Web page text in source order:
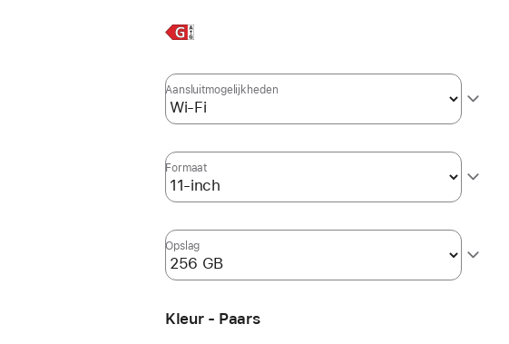
Meer
Aansluit­mogelijkheden
Formaat
Opslag
Kleur - Paars